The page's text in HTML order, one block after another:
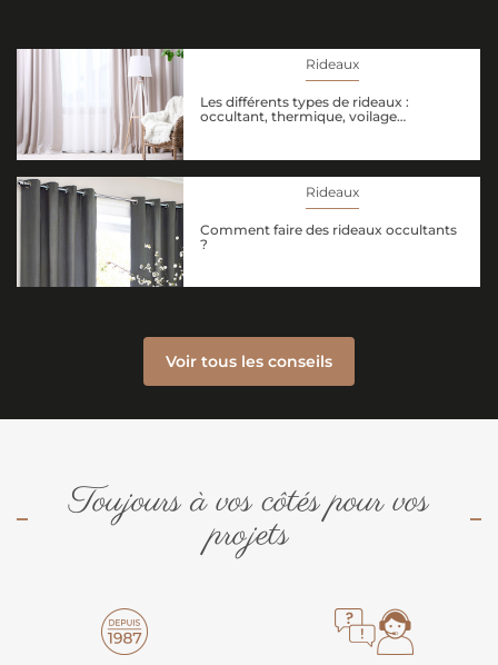
Rideaux
Les différents types de rideaux :
occultant, thermique, voilage…
Rideaux
Comment faire des rideaux occultants
?
Voir tous les conseils
Toujours à vos côtés pour vos
projets